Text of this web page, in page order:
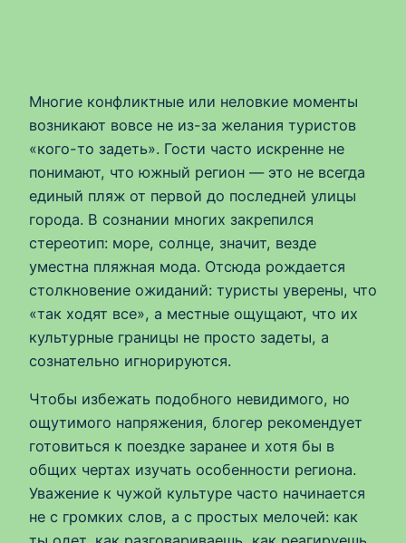
Многие конфликтные или неловкие моменты
возникают вовсе не из-за желания туристов
«кого-то задеть». Гости часто искренне не
понимают, что южный регион — это не всегда
единый пляж от первой до последней улицы
города. В сознании многих закрепился
стереотип: море, солнце, значит, везде
уместна пляжная мода. Отсюда рождается
столкновение ожиданий: туристы уверены, что
«так ходят все», а местные ощущают, что их
культурные границы не просто задеты, а
сознательно игнорируются.
Чтобы избежать подобного невидимого, но
ощутимого напряжения, блогер рекомендует
готовиться к поездке заранее и хотя бы в
общих чертах изучать особенности региона.
Уважение к чужой культуре часто начинается
не с громких слов, а с простых мелочей: как